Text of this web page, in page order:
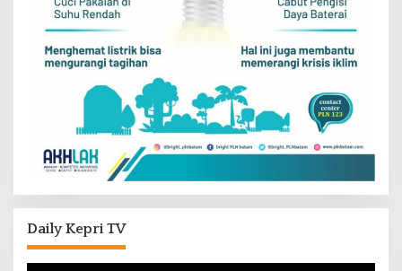
Daily Kepri TV